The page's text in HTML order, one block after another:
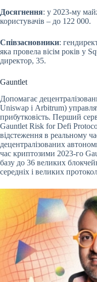
Досягнення: у 2023-му
користувачів – до 122 000.
Співзасновники:
яка провела вісім років у
директор, 35.
Gauntlet
Допомагає
Uniswap і Arbitrum)
прибутковість. Перший
Gauntlet Risk for Defi
відстеження в реальному
децентралізованих
час криптозими 2023-го
базу до 36 великих
середніх і великих